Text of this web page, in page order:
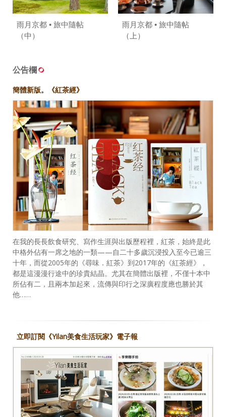
雨月京都 • 旅中隨帖
（中）
雨月京都 • 旅中隨帖
（上）
公告欄
簡體新版。《紅茶經》
在我的長長飲食研究、寫作生涯與出版歷程裡，紅茶，始終是此
中格外佔有一席之地的一類——自二十多歲沉浸投入至今已逾三
十年，而從2005年的《尋味．紅茶》到2017年的《紅茶經》，
都是這漫漫行途中的珍貴結晶。尤其在簡體出版裡，不僅十本中
所佔有二，且兩本加起來，流傳與印行之深廣程度應也勝於其
他……
立即訂閱《Yilan美食生活玩家》電子報